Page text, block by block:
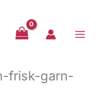
frisk-garn-